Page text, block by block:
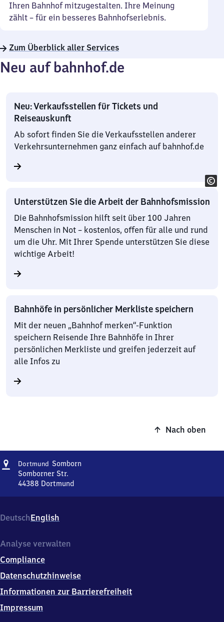
Ihren Bahnhof mitzugestalten. Ihre Meinung
zählt – für ein besseres Bahnhofserlebnis.
Zum Überblick aller Services
Neu auf bahnhof.de
Neu: Verkaufsstellen für Tickets und
Reiseauskunft
Ab sofort finden Sie die Verkaufsstellen anderer
Verkehrsunternehmen ganz einfach auf bahnhof.de
Unterstützen Sie die Arbeit der Bahnhofsmission
Die Bahnhofsmission hilft seit über 100 Jahren
Menschen in Not – kostenlos, offen für alle und rund
um die Uhr. Mit Ihrer Spende unterstützen Sie diese
wichtige Arbeit!
Bahnhöfe in persönlicher Merkliste speichern
Mit der neuen „Bahnhof merken“-Funktion
speichern Reisende Ihre Bahnhöfe in Ihrer
persönlichen Merkliste und greifen jederzeit auf
alle Infos zu
Nach oben
Adresse
Dortmund Somborn
Somborner Str.
44388 Dortmund
Somborner
Str.,
4
8
8
DeutschEnglish
Analyse verwalten
Compliance
Datenschutzhinweise
Informationen zur Barrierefreiheit
Impressum